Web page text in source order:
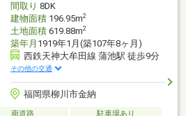
間取り 8DK
建物面積196.95m2
土地面積619.88m2
築年月 1919年1月(築107年8ヶ月)
西鉄天神大牟田線 蒲池駅 徒歩9分
その他の交通
福岡県柳川市金納
南道路
駐車場あり